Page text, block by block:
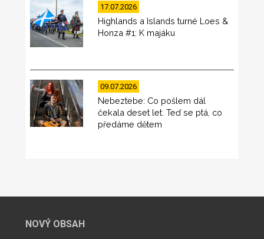
17.07.2026
Highlands a Islands turné Loes &
Honza #1: K majáku
09.07.2026
Nebeztebe: Co pošlem dál
čekala deset let. Teď se ptá, co
předáme dětem
NOVÝ OBSAH